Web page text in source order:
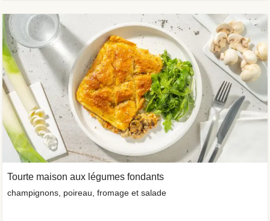
Tourte maison aux légumes fondants
champignons, poireau, fromage et salade